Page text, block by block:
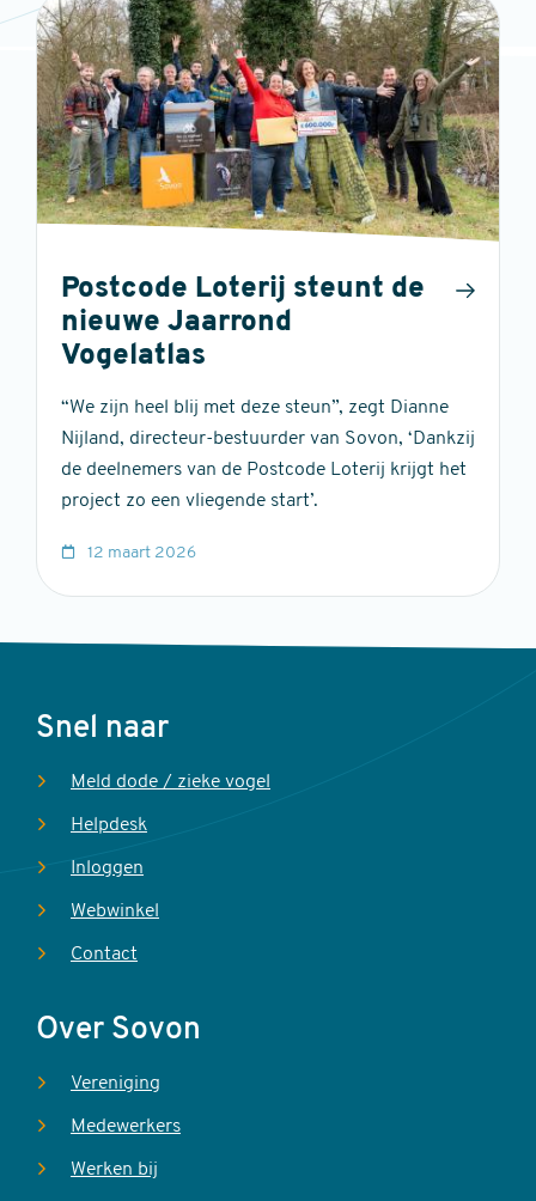
Postcode Loterij steunt de
nieuwe Jaarrond
Vogelatlas
“We zijn heel blij met deze steun”, zegt Dianne
Nijland, directeur-bestuurder van Sovon, ‘Dankzij
de deelnemers van de Postcode Loterij krijgt het
project zo een vliegende start’.
12 maart 2026
Voet
Snel naar
Meld dode / zieke vogel
Helpdesk
Inloggen
Webwinkel
Contact
Over Sovon
Vereniging
Medewerkers
Werken bij